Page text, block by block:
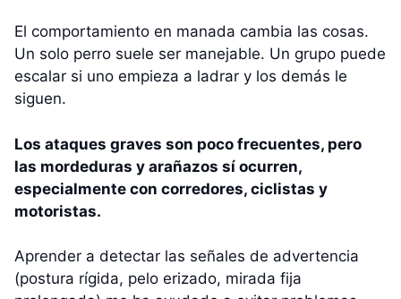
El comportamiento en manada cambia las cosas.
Un solo perro suele ser manejable. Un grupo puede
escalar si uno empieza a ladrar y los demás le
siguen.
Los ataques graves son poco frecuentes, pero
las mordeduras y arañazos sí ocurren,
especialmente con corredores, ciclistas y
motoristas.
Aprender a detectar las señales de advertencia
(postura rígida, pelo erizado, mirada fija